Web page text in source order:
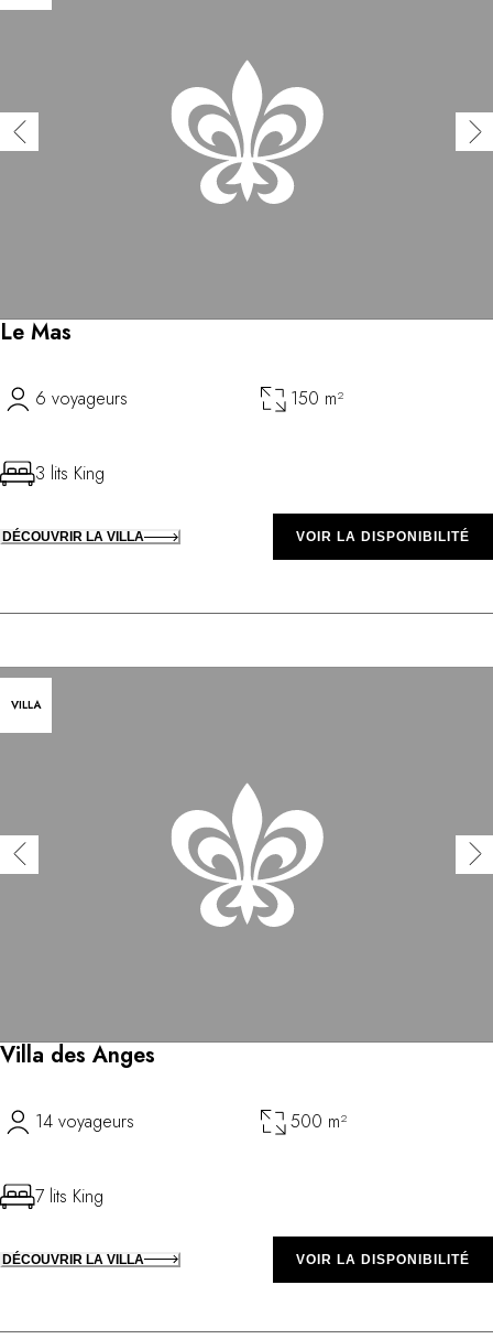
Le Mas
6 voyageurs 150 m²
3 lits King
DÉCOUVRIR LA VILLA VOIR LA DISPONIBILITÉ
VILLA
Villa des Anges
14 voyageurs 500 m²
7 lits King
DÉCOUVRIR LA VILLA VOIR LA DISPONIBILITÉ